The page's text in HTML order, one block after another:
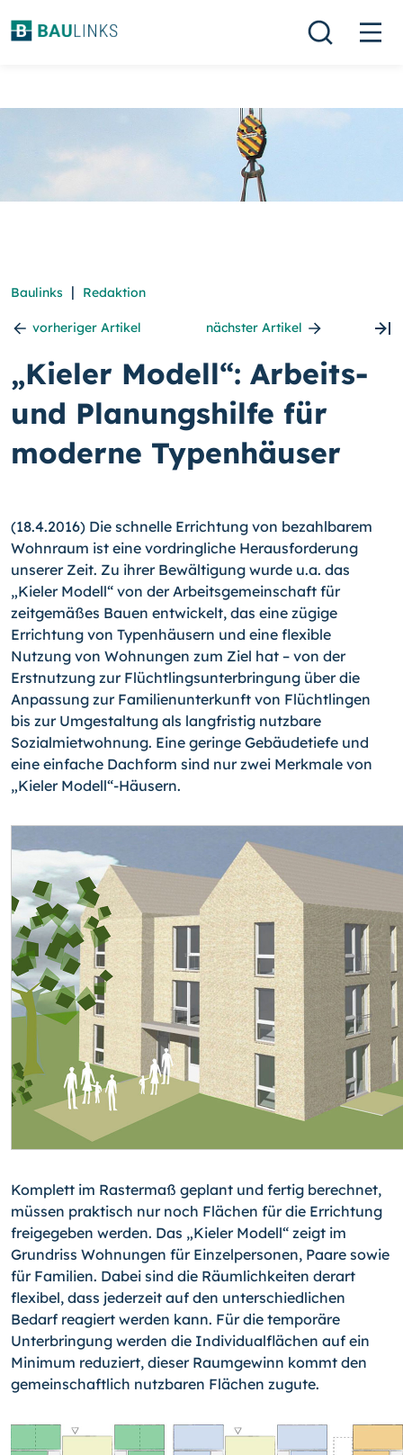
Baulinks | Redaktion
vorheriger Artikel nächster Artikel
„Kieler Modell“: Arbeits-
und Planungshilfe für
moderne Typenhäuser
(18.4.2016) Die schnelle Errichtung von bezahlbarem
Wohnraum ist eine vordringliche Herausforderung
unserer Zeit. Zu ihrer Bewältigung wurde u.a. das
„Kieler Modell“ von der Arbeitsgemeinschaft für
zeitgemäßes Bauen entwickelt, das eine zügige
Errichtung von Typenhäusern und eine flexible
Nutzung von Wohnungen zum Ziel hat – von der
Erstnutzung zur Flüchtlingsunterbringung über die
Anpassung zur Familienunterkunft von Flüchtlingen
bis zur Umgestaltung als langfristig nutzbare
Sozialmietwohnung. Eine geringe Gebäudetiefe und
eine einfache Dachform sind nur zwei Merkmale von
„Kieler Modell“-Häusern.
Komplett im Rastermaß geplant und fertig berechnet,
müssen praktisch nur noch Flächen für die Errichtung
freigegeben werden. Das „Kieler Modell“ zeigt im
Grundriss Wohnungen für Einzelpersonen, Paare sowie
für Familien. Dabei sind die Räumlichkei­ten derart
flexibel, dass jederzeit auf den unterschiedlichen
Bedarf reagiert werden kann. Für die temporäre
Unterbringung werden die Individualflächen auf ein
Minimum reduziert, dieser Raumgewinn kommt den
gemeinschaftlich nutzbaren Flächen zugute.